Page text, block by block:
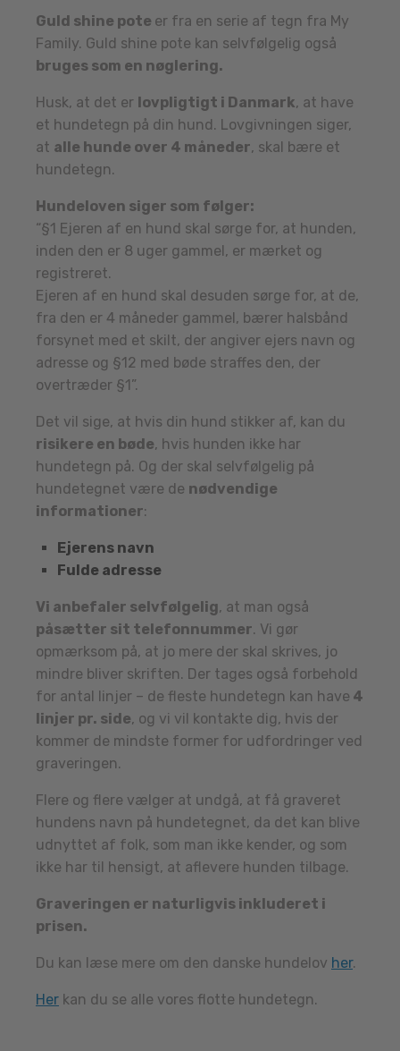
Guld shine pote er fra en serie af tegn fra My
Family. Guld shine pote kan selvfølgelig også
bruges som en nøglering.
Husk, at det er lovpligtigt i Danmark, at have
et hundetegn på din hund. Lovgivningen siger,
at alle hunde over 4 måneder, skal bære et
hundetegn.
Hundeloven siger som følger:
“§1 Ejeren af en hund skal sørge for, at hunden,
inden den er 8 uger gammel, er mærket og
registreret.
Ejeren af en hund skal desuden sørge for, at de,
fra den er 4 måneder gammel, bærer halsbånd
forsynet med et skilt, der angiver ejers navn og
adresse og §12 med bøde straffes den, der
overtræder §1”.
Det vil sige, at hvis din hund stikker af, kan du
risikere en bøde, hvis hunden ikke har
hundetegn på. Og der skal selvfølgelig på
hundetegnet være de nødvendige
informationer:
Ejerens navn
Fulde adresse
Vi anbefaler selvfølgelig, at man også
påsætter sit telefonnummer. Vi gør
opmærksom på, at jo mere der skal skrives, jo
mindre bliver skriften. Der tages også forbehold
for antal linjer – de fleste hundetegn kan have 4
linjer pr. side, og vi vil kontakte dig, hvis der
kommer de mindste former for udfordringer ved
graveringen.
Flere og flere vælger at undgå, at få graveret
hundens navn på hundetegnet, da det kan blive
udnyttet af folk, som man ikke kender, og som
ikke har til hensigt, at aflevere hunden tilbage.
Graveringen er naturligvis inkluderet i
prisen.
Du kan læse mere om den danske hundelov her.
Her kan du se alle vores flotte hundetegn.